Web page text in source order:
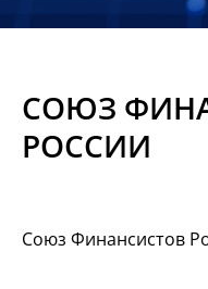
Материалы
СОЮЗ
РОССИИ
Союз Финансистов